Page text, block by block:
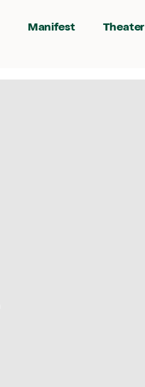
Manifest Theater